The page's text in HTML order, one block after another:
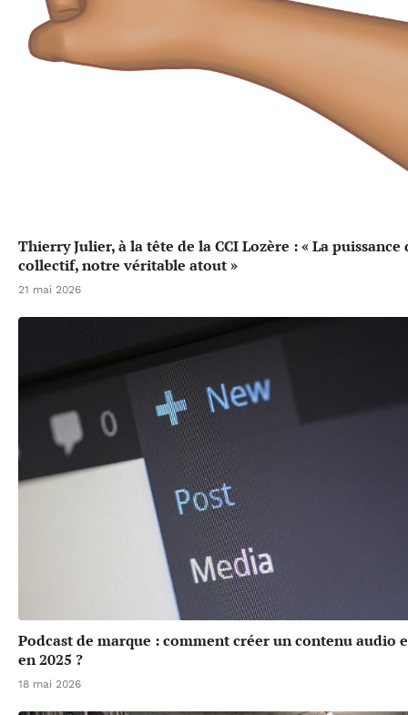
Thierry Julier, à la tête de la CCI Lozère : « La puissance
collectif, notre véritable atout »
21 mai 2026
Podcast de marque : comment créer un contenu audio
en 2025 ?
18 mai 2026